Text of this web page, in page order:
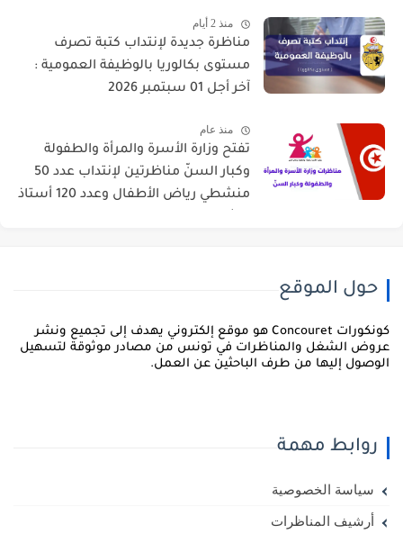
منذ 2 أيام
مناظرة جديدة لإنتداب كتبة تصرف
مستوى بكالوريا بالوظيفة العمومية :
آخر أجل 01 سبتمبر 2026
منذ عام
تفتح وزارة الأسرة والمرأة والطفولة
وكبار السنّ مناظرتين لإنتداب عدد 50
منشطي رياض الأطفال وعدد 120 أستاذ
حول الموقع
كونكورات Concouret هو موقع إلكتروني يهدف إلى تجميع ونشر
الشغل والمناظرات في تونس من مصادر موثوقة لتسهيل
إليها من طرف الباحثين عن العمل.
روابط مهمة
سياسة الخصوصية
أرشيف المناظرات